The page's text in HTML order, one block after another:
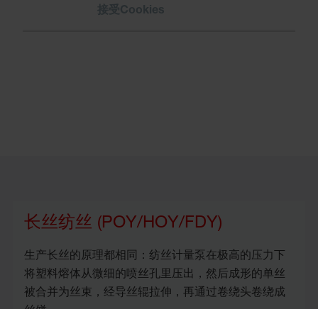
接受Cookies
长丝纺丝 (POY/HOY/FDY)
生产长丝的原理都相同：纺丝计量泵在极高的压力下
将塑料熔体从微细的喷丝孔里压出，然后成形的单丝
被合并为丝束，经导丝辊拉伸，再通过卷绕头卷绕成